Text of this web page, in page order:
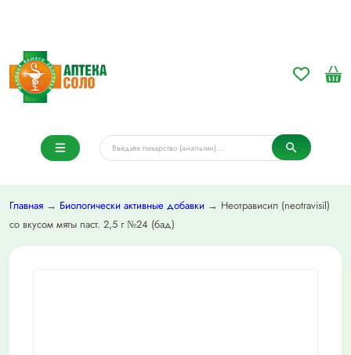
Главная → Биологически активные добавки → Неотрависил (neotravisil)
со вкусом мяты паст. 2,5 г №24 (бад)